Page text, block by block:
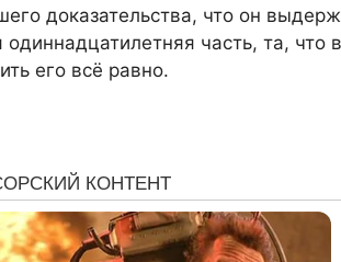
доказательства, что он
часть, та, что
его всё равно.